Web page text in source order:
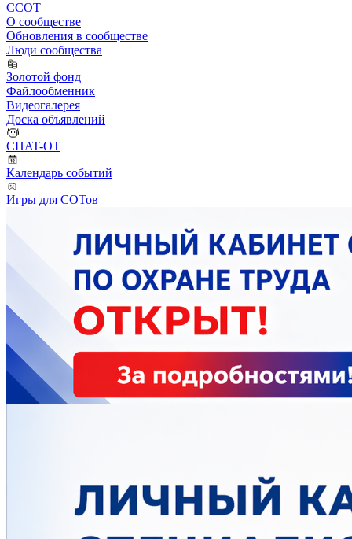
ССОТ
О сообществе
Обновления в сообществе
Люди сообщества
Золотой фонд
Файлообменник
Видеогалерея
Доска объявлений
CHAT-OT
Календарь событий
Игры для СОТов